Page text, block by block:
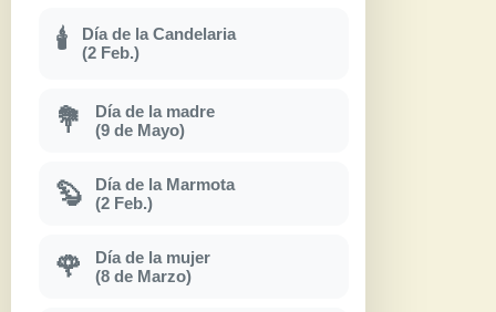
🕯
Día de la Candelaria
(2 Feb.)
💐
Día de la madre
(9 de Mayo)
🦫
Día de la Marmota
(2 Feb.)
🌹
Día de la mujer
(8 de Marzo)